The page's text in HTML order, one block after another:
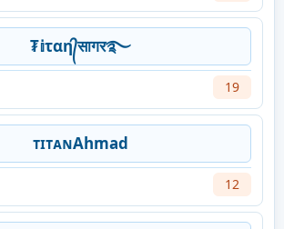
₮𝕚ταη᭄सागर࿐
19
ᴛɪᴛᴀɴAhmad
12